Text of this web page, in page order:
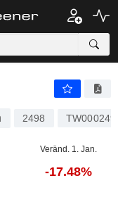
2498
Veränd. 1. Jan.
-17.48%